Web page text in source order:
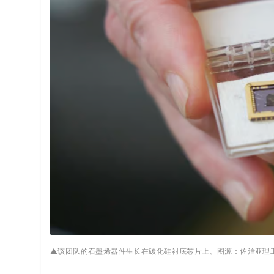
▲该团队的石墨烯器件生长在碳化硅衬底芯片上。图源：佐治亚理